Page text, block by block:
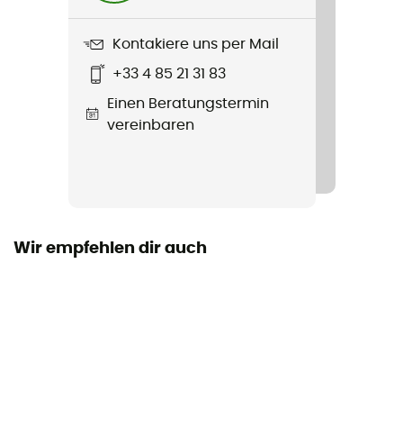
Kontakiere uns per Mail
+33 4 85 21 31 83
Einen Beratungstermin
vereinbaren
Wir empfehlen dir auch